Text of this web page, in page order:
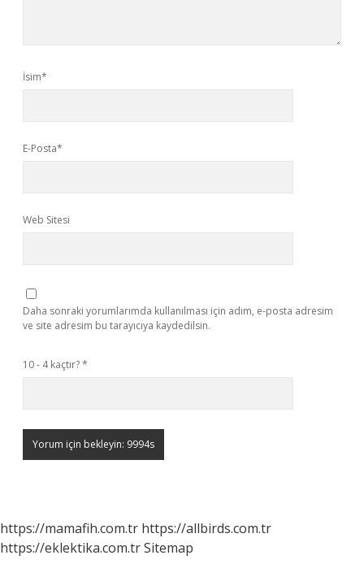
İsim*
E-Posta*
Web Sitesi
Daha sonraki yorumlarımda kullanılması için adım, e-posta adresim
ve site adresim bu tarayıcıya kaydedilsin.
10 - 4 kaçtır?*
https://mamafih.com.tr https://allbirds.com.tr
https://eklektika.com.trSitemap